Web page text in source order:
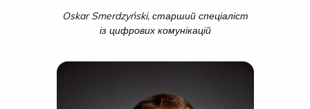
Oskar Smerdzyński, старший спеціаліст
із цифрових комунікацій